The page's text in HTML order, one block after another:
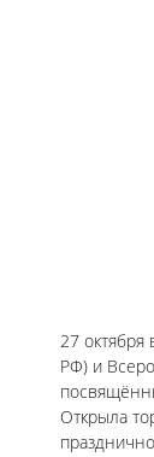
27
РФ) и
Открыла